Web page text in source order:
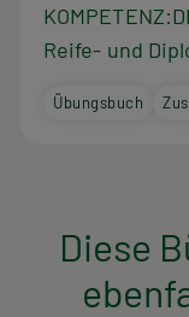
Reife- und
Übungsbuch
Diese